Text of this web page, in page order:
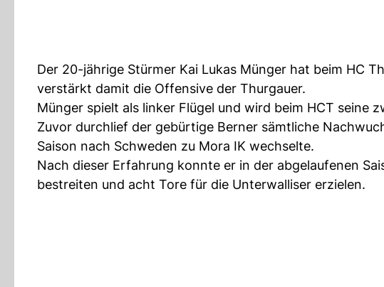
Der 20-jährige Stürmer Kai Lukas Münger hat beim HC
verstärkt damit die Offensive der Thurgauer.
Münger spielt als linker Flügel und wird beim HCT seine
Zuvor durchlief der gebürtige Berner sämtliche
Saison nach Schweden zu Mora IK wechselte.
Nach dieser Erfahrung konnte er in der abgelaufenen
bestreiten und acht Tore für die Unterwalliser erzielen.